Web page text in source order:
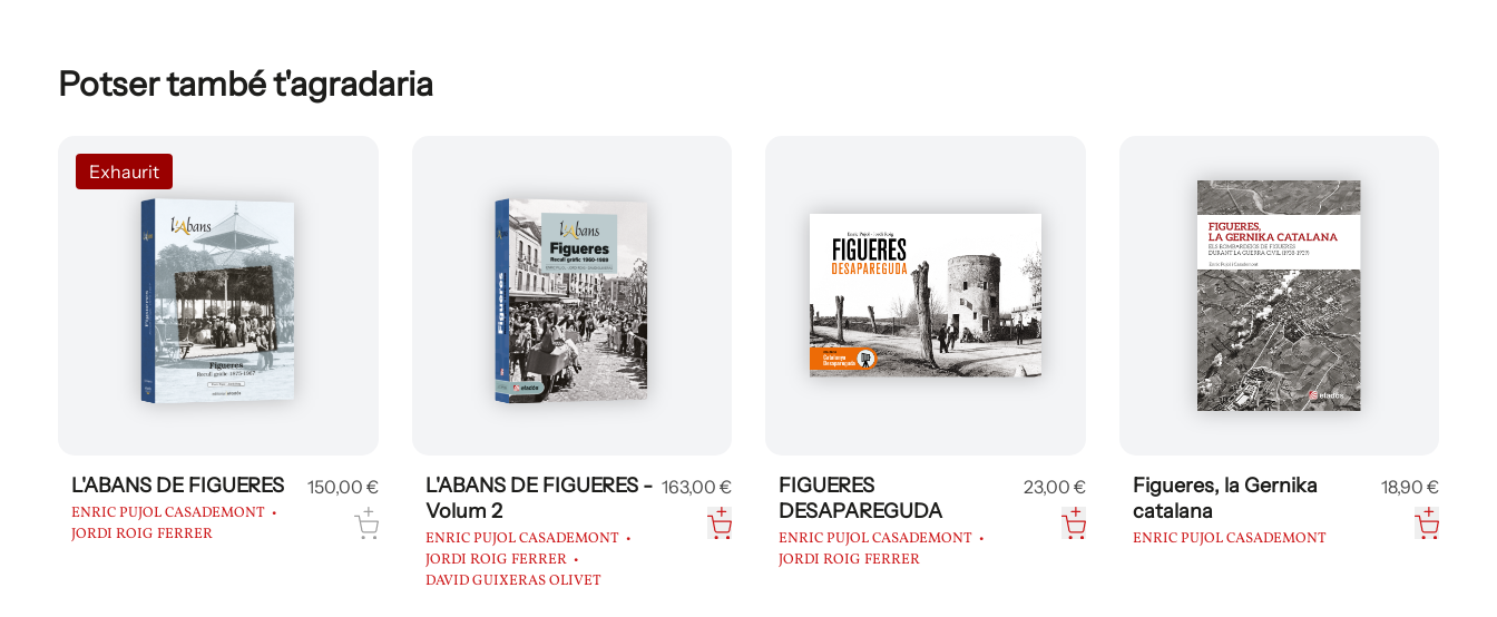
Potser també t'agradaria
Exhaurit
L'ABANS DE FIGUERES
ENRIC PUJOL CASADEMONT
JORDI ROIG FERRER
150,00 €
L'ABANS DE FIGUERES -
Volum 2
ENRIC PUJOL CASADEMONT
JORDI ROIG FERRER
DAVID GUIXERAS OLIVET
163,00 €
FIGUERES
DESAPAREGUDA
ENRIC PUJOL CASADEMONT
JORDI ROIG FERRER
23,00 €
Figueres, la Gernika
catalana
ENRIC PUJOL CASADEMONT
18,90 €